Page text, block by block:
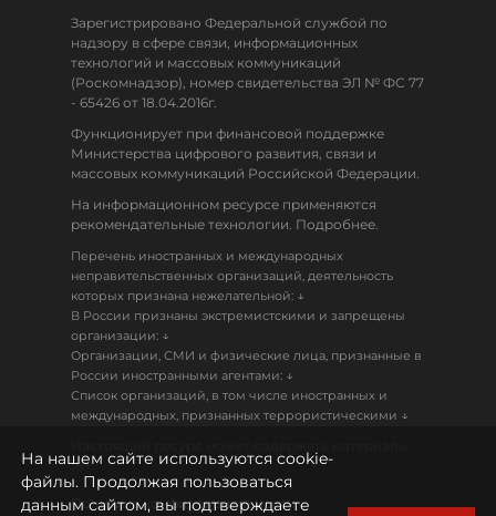
Зарегистрировано Федеральной службой по
надзору в сфере связи, информационных
технологий и массовых коммуникаций
(Роскомнадзор), номер свидетельства ЭЛ № ФС 77
- 65426 от 18.04.2016г.
Функционирует при финансовой поддержке
Министерства цифрового развития, связи и
массовых коммуникаций Российской Федерации.
На информационном ресурсе применяются
рекомендательные технологии. Подробнее.
Перечень иностранных и международных
неправительственных организаций, деятельность
которых признана нежелательной: ↓
В России признаны экстремистскими и запрещены
организации: ↓
Организации, СМИ и физические лица, признанные в
России иностранными агентами: ↓
Список организаций, в том числе иностранных и
международных, признанных террористическими ↓
18+
Политика конфиденциальности
На нашем сайте используются cookie-
файлы. Продолжая пользоваться
данным сайтом, вы подтверждаете